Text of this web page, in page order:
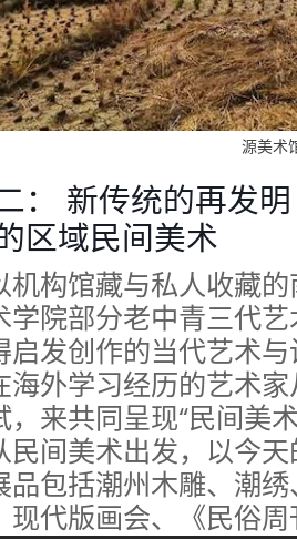
源美术
： 新传统的再发
区域民间美术
机构馆藏与私人收藏
学院部分老中青三代
启发创作的当代艺术
海外学习经历的艺术
，来共同呈现“民间美
民间美术出发，以今
品包括潮州木雕、潮
现代版画会、《民俗